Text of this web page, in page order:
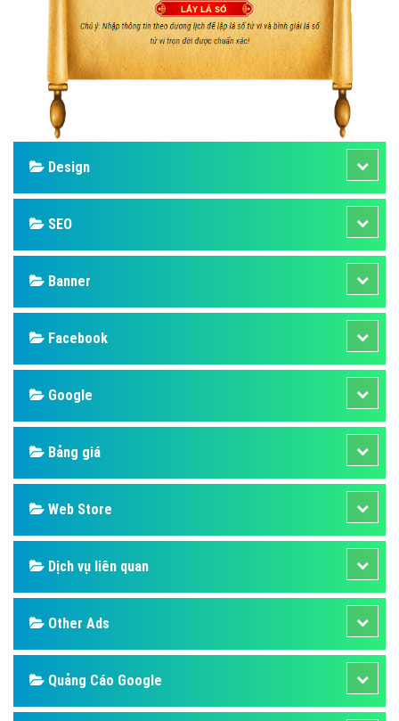
Design
SEO
Banner
Facebook
Google
Bảng giá
Web Store
Dịch vụ liên quan
Other Ads
Quảng Cáo Google